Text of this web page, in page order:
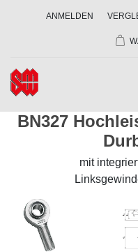
ANMELDEN
BN327
mit